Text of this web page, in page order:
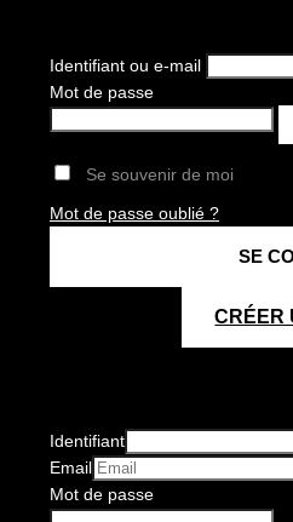
Identifiant ou e-mail
Mot de passe
Se souvenir de moi
Mot de passe oublié ?
CRÉER
Identifiant
Email
Mot de passe